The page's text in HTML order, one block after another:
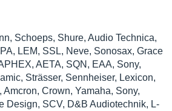
Schoeps, Shure, Audio Technica,
LEM, SSL, Neve, Sonosax, Grace
AETA, SQN, EAA, Sony,
Strässer, Sennheiser, Lexicon,
Amcron, Crown, Yamaha, Sony,
Design, SCV, D&B Audiotechnik, L-